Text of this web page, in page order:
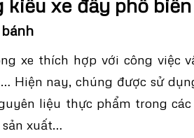
kiểu xe đẩy phổ biến
xe thích hợp với công việc
Hiện nay, chúng được sử
liệu thực phẩm trong
xuất…